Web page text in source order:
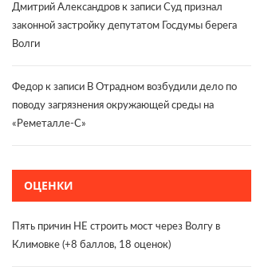
Дмитрий Александров к записи Суд признал
законной застройку депутатом Госдумы берега
Волги
Федор к записи В Отрадном возбудили дело по
поводу загрязнения окружающей среды на
«Реметалле-С»
ОЦЕНКИ
Пять причин НЕ строить мост через Волгу в
Климовке (+8 баллов, 18 оценок)